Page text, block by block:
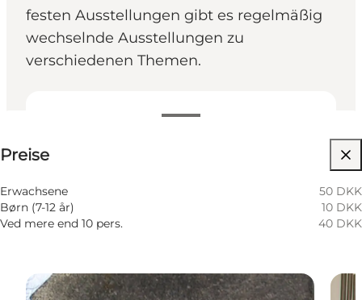
festen Ausstellungen gibt es regelmäßig
wechselnde Ausstellungen zu
verschiedenen Themen.
Preise
Erwachsene
50 DKK
Børn (7-12 år)
10 DKK
Ved mere end 10 pers.
40 DKK